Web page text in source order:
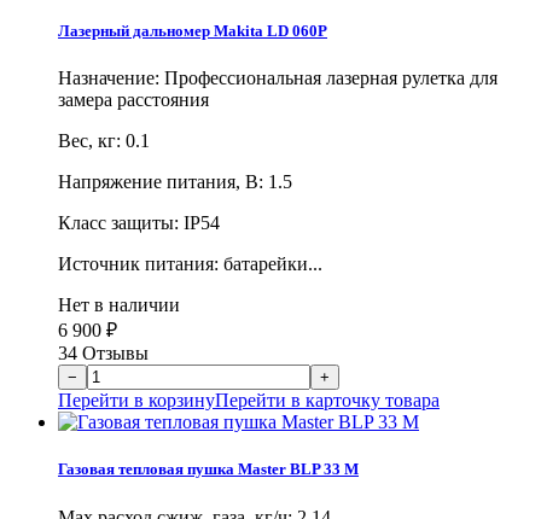
Лазерный дальномер Makita LD 060P
Назначение: Профессиональная лазерная рулетка для
замера расстояния
Вес, кг: 0.1
Напряжение питания, В: 1.5
Класс защиты: IP54
Источник питания: батарейки...
Нет в наличии
6 900 ₽
34 Отзывы
Перейти в корзинуПерейти в карточку товара
Газовая тепловая пушка Master BLP 33 M